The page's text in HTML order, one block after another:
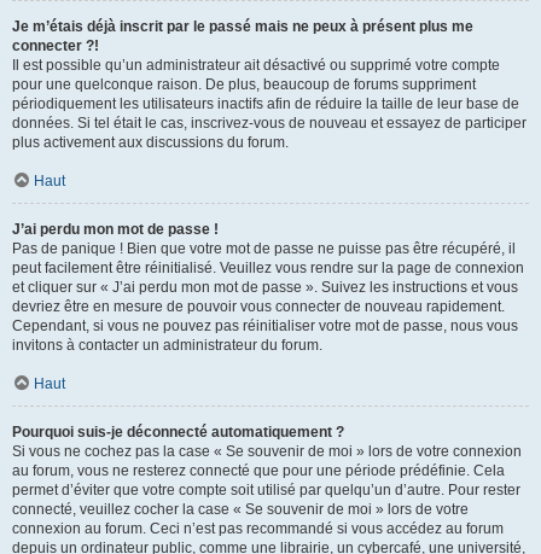
Je m’étais déjà inscrit par le passé mais ne peux à présent plus me
connecter ?!
Il est possible qu’un administrateur ait désactivé ou supprimé votre compte
pour une quelconque raison. De plus, beaucoup de forums suppriment
périodiquement les utilisateurs inactifs afin de réduire la taille de leur base de
données. Si tel était le cas, inscrivez-vous de nouveau et essayez de participer
plus activement aux discussions du forum.
Haut
J’ai perdu mon mot de passe !
Pas de panique ! Bien que votre mot de passe ne puisse pas être récupéré, il
peut facilement être réinitialisé. Veuillez vous rendre sur la page de connexion
et cliquer sur « J’ai perdu mon mot de passe ». Suivez les instructions et vous
devriez être en mesure de pouvoir vous connecter de nouveau rapidement.
Cependant, si vous ne pouvez pas réinitialiser votre mot de passe, nous vous
invitons à contacter un administrateur du forum.
Haut
Pourquoi suis-je déconnecté automatiquement ?
Si vous ne cochez pas la case « Se souvenir de moi » lors de votre connexion
au forum, vous ne resterez connecté que pour une période prédéfinie. Cela
permet d’éviter que votre compte soit utilisé par quelqu’un d’autre. Pour rester
connecté, veuillez cocher la case « Se souvenir de moi » lors de votre
connexion au forum. Ceci n’est pas recommandé si vous accédez au forum
depuis un ordinateur public, comme une librairie, un cybercafé, une université,